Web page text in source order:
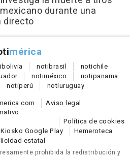
durante una
directo
mérica
bolivia notibrasil notichile
notiméxico notipanama
notiperú notiuruguay
Aviso legal
Política de cookies
Kiosko Google Play
Hemeroteca
estatal
prohibida la redistribución y